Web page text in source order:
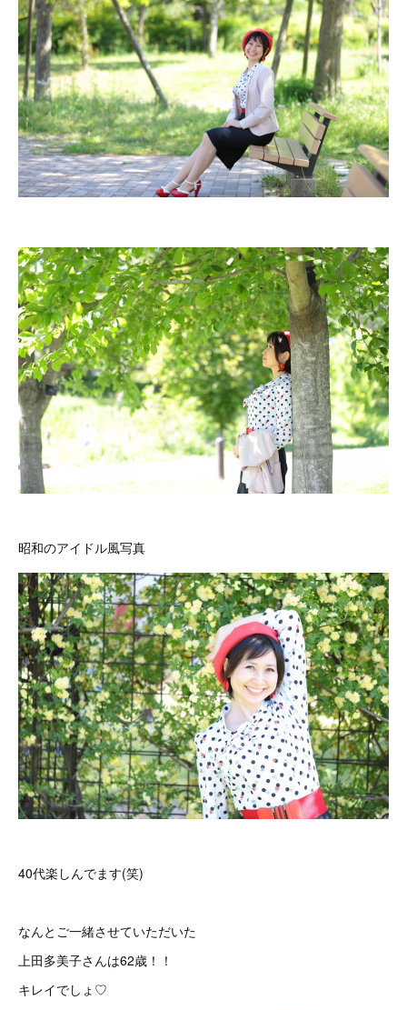
昭和のアイドル風写真
40代楽しんでます(笑)
なんとご一緒させていただいた
上田多美子さんは62歳！！
キレイでしょ♡